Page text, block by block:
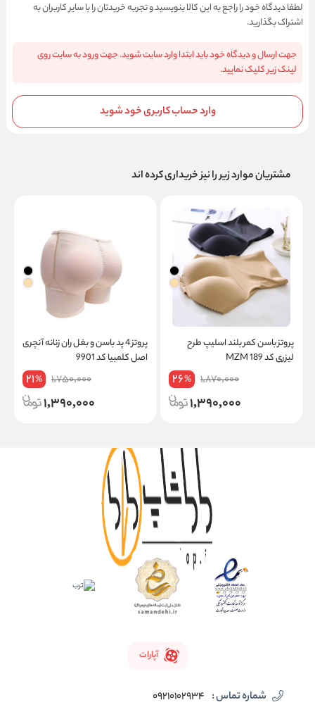
لطفا دیدگاه خود را راجع به این کالا بنویسید و تجربه خریدتان را با سایر کاربران به
اشتراک بگذارید.
جهت ارسال و دیدگاه خود باید ابتدا وارد سایت شوید. جهت ورود به سایت روی
لینک زیر کلیک نمایید.
وارد حساب کاربری خود شوید
مشتریان موارد زیر را نیز خریداری کرده اند
پروتز باسن کمر بلند اسلیپ طرح
لیزری کد MZM 189
1,870,000
26%
1,390,000
پروتز 4 پد باسن و بغل ران زنانه آنچری
اصل کلمبیا کد 9901
1,750,000
21%
1,390,000
آپارات
شماره تماس : 09210102934